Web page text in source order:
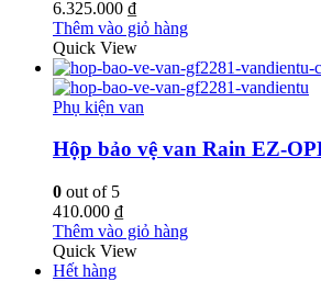
có
thể
được
chọn
trên
trang
sản
phẩm
6.325.000 ₫
Thêm vào giỏ hàng
Quick View
Phụ kiện van
Hộp bảo vệ van Rain EZ-
0 out of 5
410.000 ₫
Thêm vào giỏ hàng
Quick View
Hết hàng